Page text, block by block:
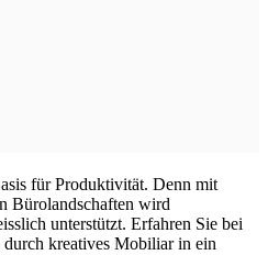
für Produktivität. Denn mit
Bürolandschaften wird
unterstützt. Erfahren Sie bei
kreatives Mobiliar in ein